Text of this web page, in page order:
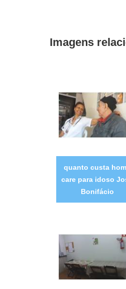
Imagens
quanto custa
care para idoso
Bonifácio